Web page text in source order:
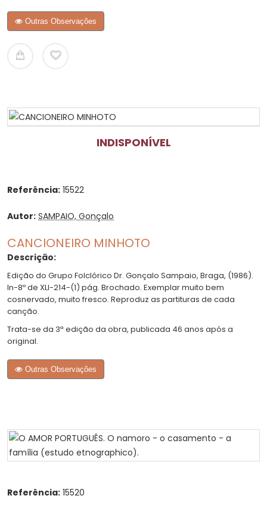
Outras Observações
INDISPONÍVEL
Referência: 15522
Autor: SAMPAIO, Gonçalo
CANCIONEIRO MINHOTO
Descrição:
Edição do Grupo Folclórico Dr. Gonçalo Sampaio, Braga, (1986).
In-8º de XLI-214-(1) pág. Brochado. Exemplar muito bem
cosnervado, muito fresco. Reproduz as partituras de cada
canção.
Trata-se da 3ª edição da obra, publicada 46 anos após a
original.
Outras Observações
Referência: 15520